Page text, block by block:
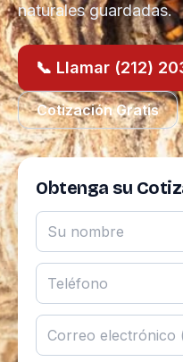
naturales guardadas.
📞 Llamar (212)
Cotización Gratis
Obtenga su